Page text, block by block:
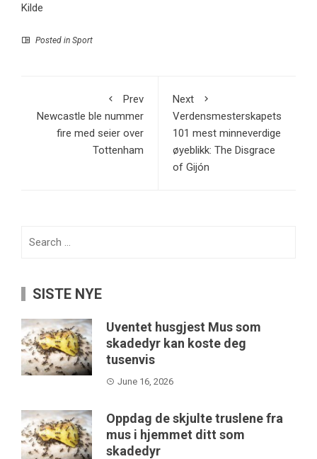
Kilde
Posted in Sport
Prev
Newcastle ble nummer
fire med seier over
Tottenham
Next
Verdensmesterskapets
101 mest minneverdige
øyeblikk: The Disgrace
of Gijón
SISTE NYE
Uventet husgjest Mus som
skadedyr kan koste deg
tusenvis
June 16, 2026
Oppdag de skjulte truslene fra
mus i hjemmet ditt som
skadedyr